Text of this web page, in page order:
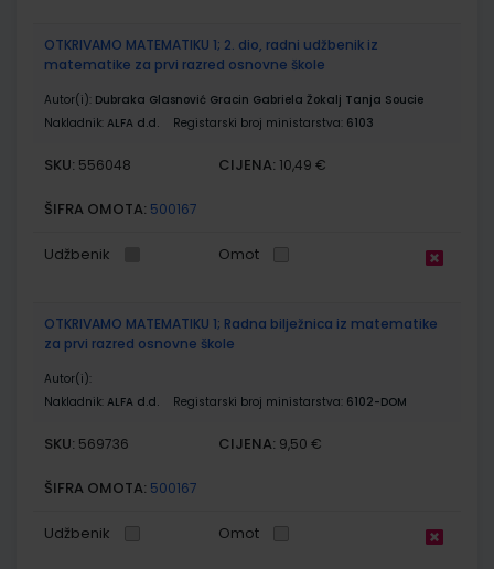
OTKRIVAMO MATEMATIKU 1; 2. dio, radni udžbenik iz
matematike za prvi razred osnovne škole
Autor(i): Dubraka Glasnović Gracin Gabriela Žokalj Tanja Soucie
Nakladnik: ALFA d.d. Registarski broj ministarstva: 6103
SKU: 556048 CIJENA: 10,49 €
ŠIFRA OMOTA: 500167
Udžbenik Omot
OTKRIVAMO MATEMATIKU 1; Radna bilježnica iz matematike
za prvi razred osnovne škole
Autor(i):
Nakladnik: ALFA d.d. Registarski broj ministarstva: 6102-DOM
SKU: 569736 CIJENA: 9,50 €
ŠIFRA OMOTA: 500167
Udžbenik Omot